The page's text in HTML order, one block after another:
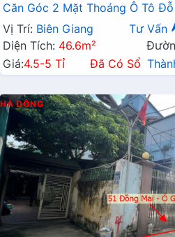
Căn Góc 2 Mặt Thoáng Ô Tô
Kinh Doanh
Vị Trí: Biên Giang Tư Vấn
Diện Tích: 46.6m²
Giá:4.5-5 Tỉ Đã Có Sổ
HÀ ĐÔNG